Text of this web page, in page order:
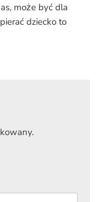
może być dla
dziecko to